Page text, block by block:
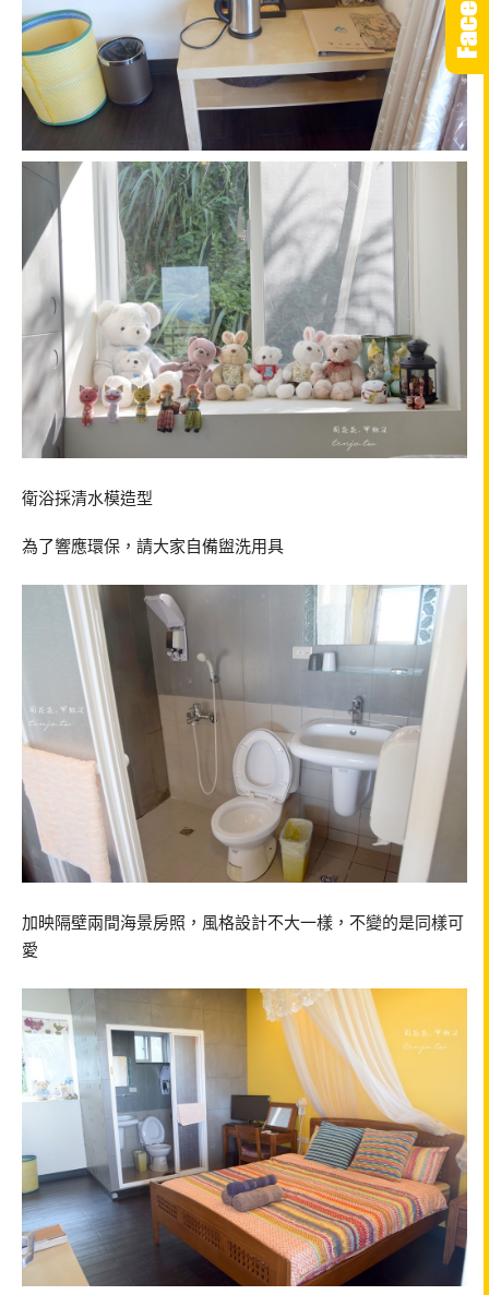
衛浴採清水模造型
為了響應環保，請大家自備盥洗用具
加映隔壁兩間海景房照，風格設計不大一樣，不變的是同樣可
愛